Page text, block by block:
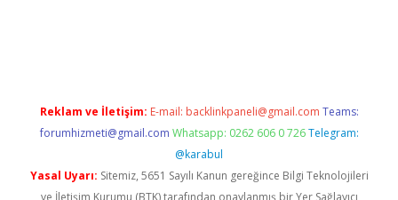
Reklam ve İletişim: E-mail: backlinkpaneli@gmail.com Teams:
forumhizmeti@gmail.com Whatsapp: 0262 606 0 726 Telegram:
@karabul
Yasal Uyarı: Sitemiz, 5651 Sayılı Kanun gereğince Bilgi Teknolojileri
ve İletişim Kurumu (BTK) tarafından onaylanmış bir Yer Sağlayıcı